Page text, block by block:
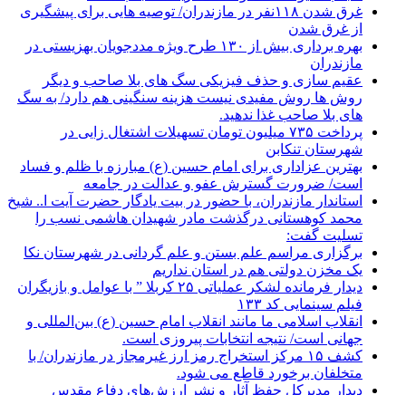
غرق شدن ۱۱۸نفر در مازندران/ توصيه هايی برای پيشگيری
از غرق شدن
بهره برداری بیش از ۱۳۰ طرح ویژه مددجویان بهزیستی در
مازندران
عقیم سازی و حذف فیزیکی سگ های بلا صاحب و دیگر
روش ها روش مفیدی نیست هزینه سنگینی هم دارد/ به سگ
های بلا صاحب غذا ندهید.
پرداخت ۷۳۵ میلیون تومان تسهیلات اشتغال زایی در
شهرستان تنکابن
بهترین عزاداری برای امام حسین (ع) مبارزه با ظلم و فساد
است/ ضرورت گسترش عفو و عدالت در جامعه
استاندار مازندران، با حضور در بیت یادگار حضرت آیت ا.. شیخ
محمد کوهستانی درگذشت مادر شهیدان هاشمی نسب را
تسلیت گفت:
برگزاری مراسم علم بستن و علم گردانی در شهرستان نکا
یک مخزن دولتی هم در استان نداریم
دیدار فرمانده لشکر عملیاتی ۲۵ کربلا ” با عوامل و بازیگران
فیلم سینمایی کد ۱۳۳
انقلاب اسلامی ما مانند انقلاب امام حسین (ع) بین‌المللی و
جهانی است/ نتیجه انتخابات پیروزی است.
کشف ۱۵ مرکز استخراج رمز ارز غیرمجاز در مازندران/ با
متخلفان برخورد قاطع می شود.
دیدار مدیرکل حفظ آثار و نشر ارزش‌های دفاع مقدس